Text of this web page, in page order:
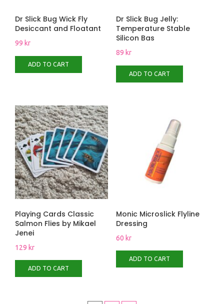
Dr Slick Bug Wick Fly
Desiccant and Floatant
99 kr
ADD TO CART
Dr Slick Bug Jelly:
Temperature Stable
Silicon Bas
89 kr
ADD TO CART
Playing Cards Classic
Salmon Flies by Mikael
Jenei
129 kr
ADD TO CART
Monic Microslick Flyline
Dressing
60 kr
ADD TO CART